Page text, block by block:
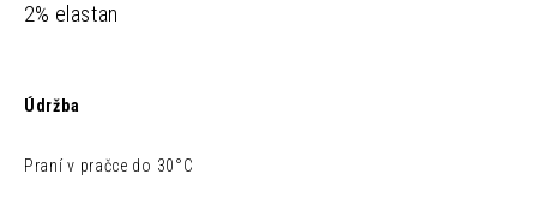
2% elastan
Údržba
Praní v pračce do 30°C